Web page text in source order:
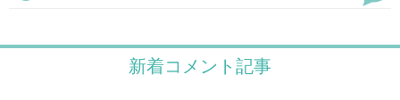
新着コメント記事